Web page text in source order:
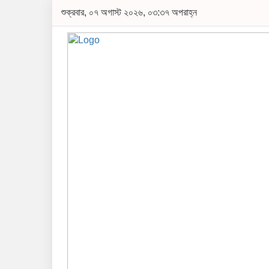
শুক্রবার, ০৭ অগাস্ট ২০২৬, ০৩:৩৭ অপরাহ্ন